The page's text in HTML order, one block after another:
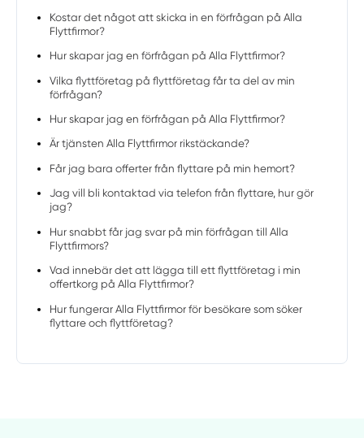
Kostar det något att skicka in en förfrågan på Alla
Flyttfirmor?
Hur skapar jag en förfrågan på Alla Flyttfirmor?
Vilka flyttföretag på flyttföretag får ta del av min
förfrågan?
Hur skapar jag en förfrågan på Alla Flyttfirmor?
Är tjänsten Alla Flyttfirmor rikstäckande?
Får jag bara offerter från flyttare på min hemort?
Jag vill bli kontaktad via telefon från flyttare, hur gör
jag?
Hur snabbt får jag svar på min förfrågan till Alla
Flyttfirmors?
Vad innebär det att lägga till ett flyttföretag i min
offertkorg på Alla Flyttfirmor?
Hur fungerar Alla Flyttfirmor för besökare som söker
flyttare och flyttföretag?